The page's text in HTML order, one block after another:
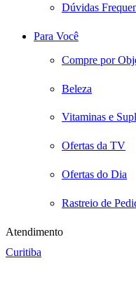
Dúvidas
Para Você
Compre por
Beleza
Vitaminas e
Ofertas da TV
Ofertas do Dia
Rastreio de
Atendimento
Curitiba